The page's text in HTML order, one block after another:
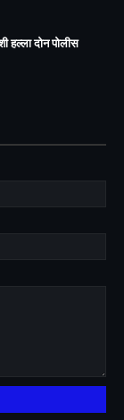
हल्ला दोन पोलीस